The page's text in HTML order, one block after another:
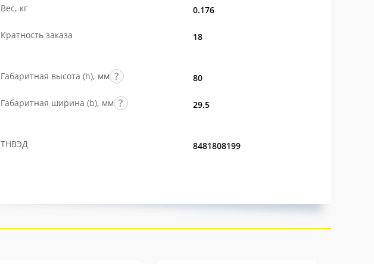
Вес, кг 0.176
Кратность заказа 18
Габаритная высота (h), мм 80
Габаритная ширина (b), мм 29.5
ТНВЭД 8481808199